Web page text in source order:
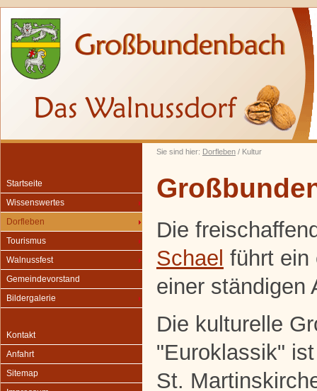
Sie sind hier: Dorfleben / Kultur
Startseite
Wissenswertes
Dorfleben
Tourismus
Walnussfest
Gemeindevorstand
Bildergalerie
Kontakt
Anfahrt
Sitemap
Die
Schael führt ein
einer ständigen
Die kulturelle
"Euroklassik"
St.